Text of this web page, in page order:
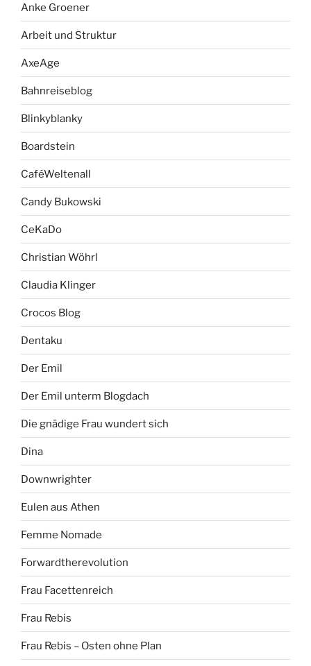
Anke Groener
Arbeit und Struktur
AxeAge
Bahnreiseblog
Blinkyblanky
Boardstein
CaféWeltenall
Candy Bukowski
CeKaDo
Christian Wöhrl
Claudia Klinger
Crocos Blog
Dentaku
Der Emil
Der Emil unterm Blogdach
Die gnädige Frau wundert sich
Dina
Downwrighter
Eulen aus Athen
Femme Nomade
Forwardtherevolution
Frau Facettenreich
Frau Rebis
Frau Rebis – Osten ohne Plan